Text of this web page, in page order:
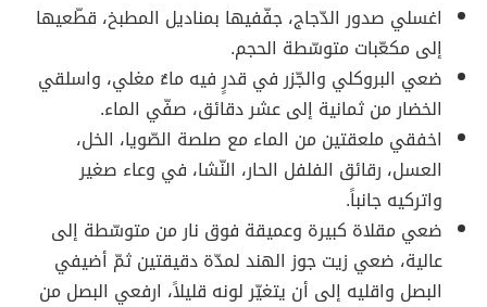
اغسلي صدور الدّجاج، جفّفيها بمناديل المطبخ، قطّعيها
إلى مكعّبات متوسّطة الحجم.
ضعي البروكلي والجّزر في قدرٍ فيه ماءٌ مغلي، واسلقي
الخضار من ثمانية إلى عشر دقائق، صفّي الماء.
اخفقي ملعقتين من الماء مع صلصة الصّويا، الخل،
العسل، رقائق الفلفل الحار، النّشا، في وعاء صغير
واتركيه جانباً.
ضعي مقلاة كبيرة وعميقة فوق نار من متوسّطة إلى
عالية، ضعي زيت جوز الهند لمدّة دقيقتين ثمّ أضيفي
البصل واقليه إلى أن يتغيّر لونه قليلاً، ارفعي البصل من